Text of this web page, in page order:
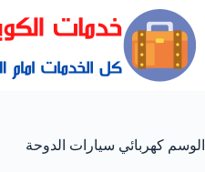
الوسم كهربائي سيارات الدوحة